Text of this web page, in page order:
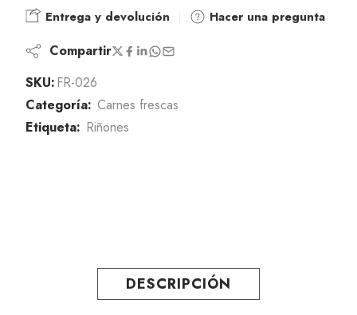
Entrega y devolución Hacer una pregunta
Compartir
SKU:FR-026
Categoría: Carnes frescas
Etiqueta: Riñones
DESCRIPCIÓN